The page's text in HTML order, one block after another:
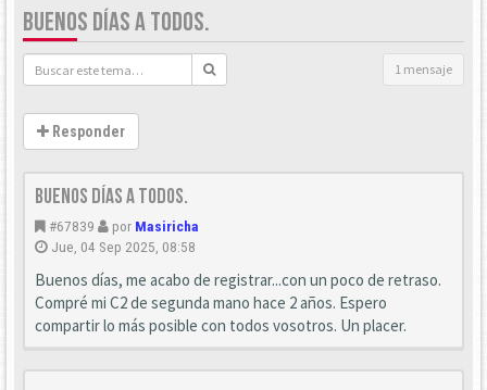
BUENOS DÍAS A TODOS.
1 mensaje
Responder
Buenos días a todos.
#67839 por Masiricha
Jue, 04 Sep 2025, 08:58
Buenos días, me acabo de registrar...con un poco de retraso.
Compré mi C2 de segunda mano hace 2 años. Espero
compartir lo más posible con todos vosotros. Un placer.